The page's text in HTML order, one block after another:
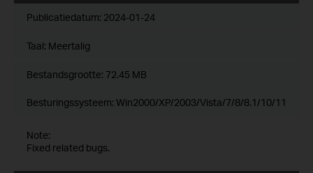
Publicatiedatum: 2024-01-24
Taal: Meertalig
Bestandsgrootte: 72.45 MB
Besturingssysteem: Win2000/XP/2003/Vista/7/8/8.1/10/11
Note:
Fixed related bugs.